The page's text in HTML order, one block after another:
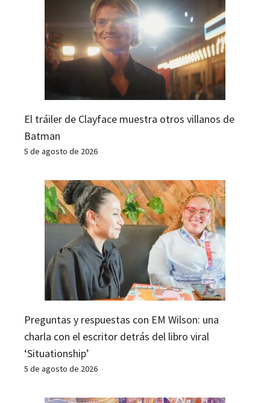
El tráiler de Clayface muestra otros villanos de
Batman
5 de agosto de 2026
Preguntas y respuestas con EM Wilson: una
charla con el escritor detrás del libro viral
‘Situationship’
5 de agosto de 2026